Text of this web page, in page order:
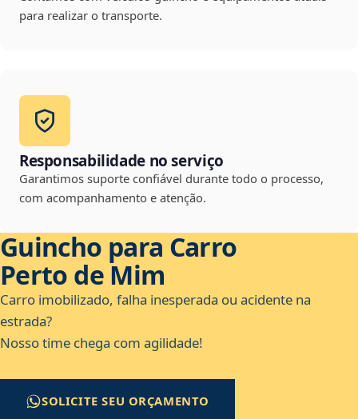
para realizar o transporte.
Responsabilidade no serviço
Garantimos suporte confiável durante todo o processo,
com acompanhamento e atenção.
Guincho para Carro
Perto de Mim
Carro imobilizado, falha inesperada ou acidente na
estrada?
Nosso time chega com agilidade!
SOLICITE SEU ORÇAMENTO